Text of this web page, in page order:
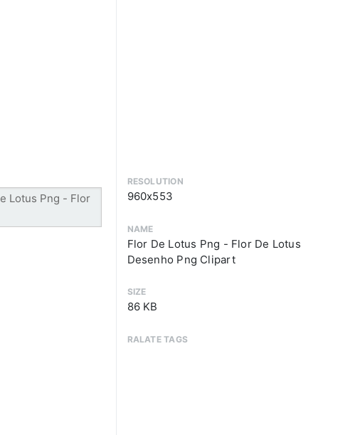
RESOLUTION
960x553
NAME
Flor De Lotus Png - Flor De Lotus
Desenho Png Clipart
SIZE
86 KB
RALATE TAGS